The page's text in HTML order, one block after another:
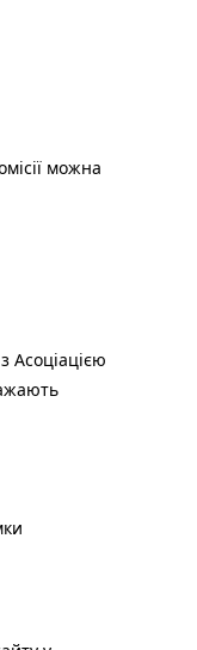
можна
Асоціацією